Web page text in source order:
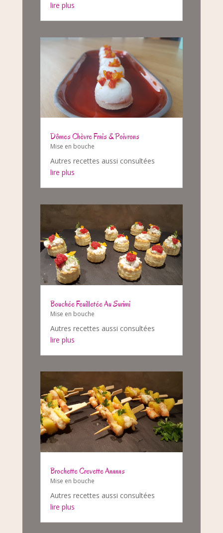
lire plus
Dômes Chèvre Frais & Poivrons
Mise en bouche
Autres recettes aussi consultées
lire plus
Bouchée Feuilletée Au Surimi
Mise en bouche
Autres recettes aussi consultées
lire plus
Brochette Crevette Ananas
Mise en bouche
Autres recettes aussi consultées
lire plus